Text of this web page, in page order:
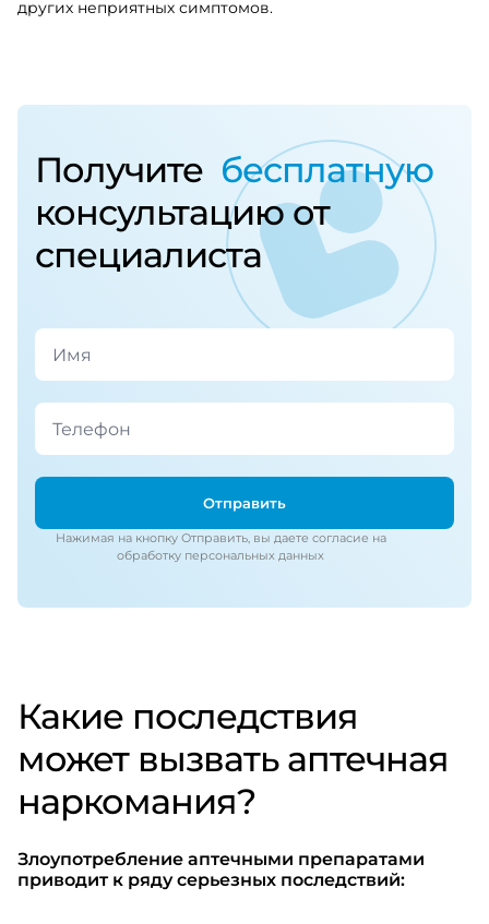
других неприятных симптомов.
Получите бесплатную
консультацию от
специалиста
Отправить
Нажимая на кнопку Отправить, вы даете согласие на
обработку персональных данных
Какие последствия
может вызвать аптечная
наркомания?
Злоупотребление аптечными препаратами
приводит к ряду серьезных последствий: